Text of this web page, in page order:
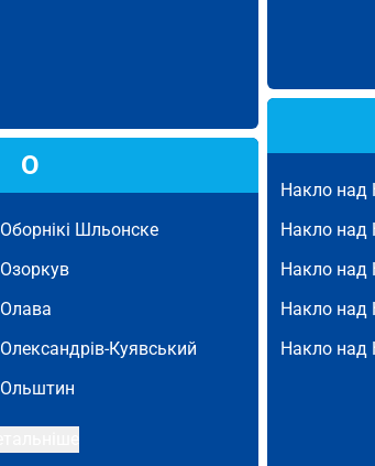
Накло над
Накло над
Накло над
Накло над
Накло над
О
Оборнікі Шльонске
Озоркув
Олава
Олександрів-Куявський
Ольштин